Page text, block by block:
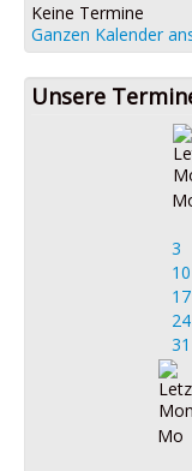
Keine Termine
Ganzen Kalender
Unsere
3
10
17
24
31
Mo